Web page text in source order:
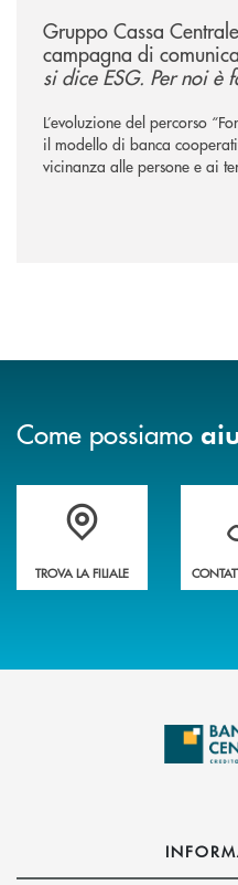
Gruppo Cassa
campagna di
si dice ESG. Per noi è
L’evoluzione del percorso
il modello di banca
vicinanza alle persone e ai
Come possiamo
Accedi all' elenco completo delle
TROVA LA FILIALE
Vuoi